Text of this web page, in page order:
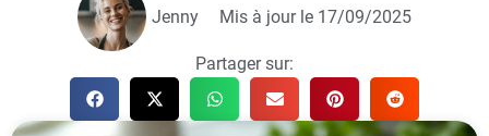
Jenny Mis à jour le 17/09/2025
Partager sur: